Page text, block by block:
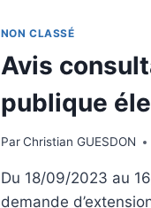
NON CLASSÉ
Avis
publique
Par Christian GUESDON
Du 18/09/2023 au
demande